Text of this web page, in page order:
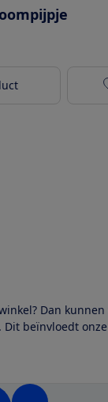
Dan
beïnvloedt